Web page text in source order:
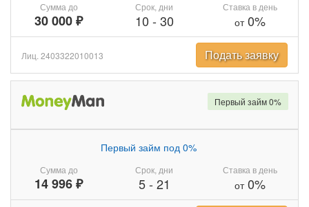
Сумма до
30 000 ₽
Срок, дни
10 - 30
Ставка в день
от0%
Лиц. 2403322010013 Подать заявку
Сумма до
14 996 ₽
Первый займ под 0%
Срок, дни
5- 21
Ставка в день
от0%
Первый займ 0%